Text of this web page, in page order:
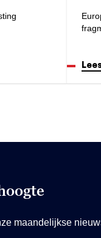
maandelijkse